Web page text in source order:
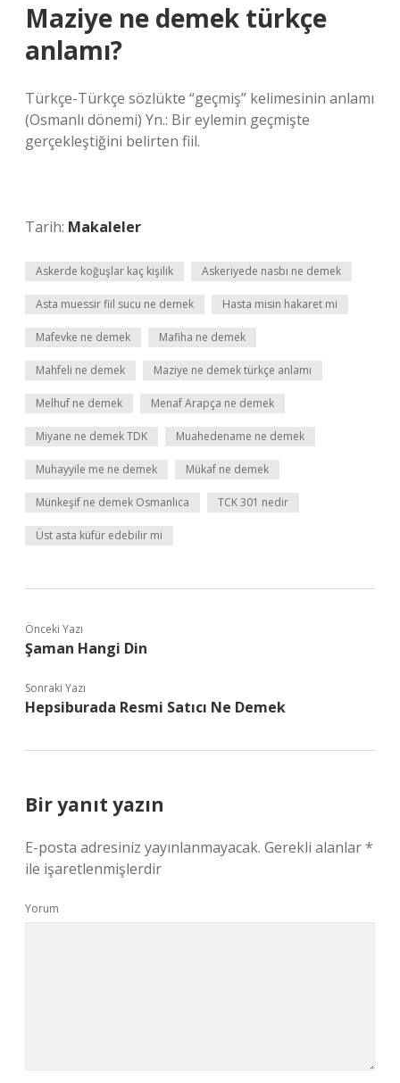
Maziye ne demek türkçe
anlamı?
Türkçe-Türkçe sözlükte “geçmiş” kelimesinin anlamı
(Osmanlı dönemi) Yn.: Bir eylemin geçmişte
gerçekleştiğini belirten fiil.
Tarih: Makaleler
Askerde koğuşlar kaç kişilik Askeriyede nasbı ne demek
Asta muessir fiil sucu ne demek Hasta misin hakaret mi
Mafevke ne demek Mafiha ne demek
Mahfeli ne demek Maziye ne demek türkçe anlamı
Melhuf ne demek Menaf Arapça ne demek
Miyane ne demek TDK Muahedename ne demek
Muhayyile me ne demek Mükaf ne demek
Münkeşif ne demek Osmanlıca TCK 301 nedir
Üst asta küfür edebilir mi
Önceki Yazı
Şaman Hangi Din
Sonraki Yazı
Hepsiburada Resmi Satıcı Ne Demek
Bir yanıt yazın
E-posta adresiniz yayınlanmayacak. Gerekli alanlar*
ile işaretlenmişlerdir
Yorum